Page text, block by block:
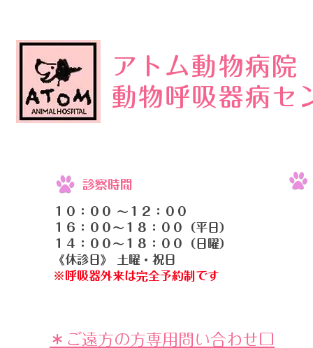
アトム動物病院
動物呼吸器病セ
診察時間
１０：００ 〜１２：００
１６：００〜１８：００（平日）
１４：００〜１８：００（日曜）
《休診日》 土曜・祝日
​​※ 呼吸器外来は完全予約制です
＊ご遠方の方専用問い合わせ口